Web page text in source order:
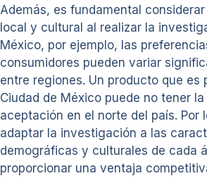
Además, es fundamental
local y cultural al realizar la
México, por ejemplo, las
consumidores pueden variar
entre regiones. Un producto que es
Ciudad de México puede no tener la
aceptación en el norte del país. Por
adaptar la investigación a las
demográficas y culturales de cada
proporcionar una ventaja